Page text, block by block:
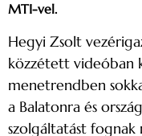
MTI-vel.
Hegyi Zsolt
közzétett videóban
menetrendben
a Balatonra és
szolgáltatást